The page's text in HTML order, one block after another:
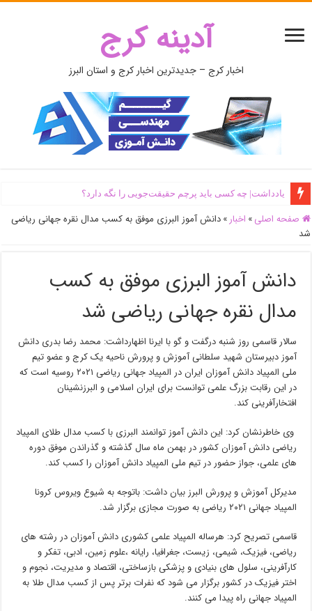
آدینه کرج
اخبار کرج – جدیدترین اخبار کرج و استان البرز
یادداشت| ‌چه کسی باید پرچم حقیقت‌جویی را نگه دارد؟
صفحه اصلی » اخبار » دانش آموز البرزی موفق به کسب مدال نقره جهانی ریاضی
شد
دانش آموز البرزی موفق به کسب
مدال نقره جهانی ریاضی شد
سالار قاسمی روز شنبه درگفت و گو با ایرنا اظهارداشت: محمد رضا بدری دانش
آموز دبیرستان شهید سلطانی آموزش و پرورش ناحیه یک کرج و عضو تیم
ملی المپیاد دانش آموزان ایران در المپیاد جهانی ریاضی ۲۰۲۱ روسیه است که
در این رقابت بزرگ علمی توانست برای ایران اسلامی و البرزنشینان
افتخارآفرینی کند.
وی خاطرنشان کرد: این دانش آموز توانمند البرزی با کسب مدال طلای المپیاد
ریاضی دانش آموزان کشور در بهمن ماه سال گذشته و گذراندن موفق دوره
های علمی، جواز حضور در تیم ملی المپیاد دانش آموزان را کسب کند.
مدیرکل آموزش و پرورش البرز بیان داشت: باتوجه به شیوع ویروس کرونا
المپیاد جهانی ۲۰۲۱ ریاضی به صورت مجازی برگزار شد.
قاسمی تصریح کرد: هرساله المپیاد علمی کشوری دانش آموزان در رشته های
ریاضی، فیزیک، شیمی، زیست، جغرافیا، رایانه ،علوم زمین، ادبی، تفکر و
کارآفرینی، سلول های بنیادی و پزشکی بازساختی، اقتصاد و مدیریت، نجوم و
اختر فیزیک در کشور برگزار می شود که نفرات برتر پس از کسب مدال طلا به
المپیاد جهانی راه پیدا می کنند.